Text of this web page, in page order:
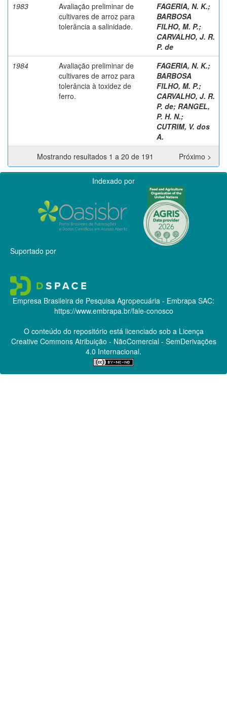
1983
Avaliação preliminar de
cultivares de arroz para
tolerância a salinidade.
FAGERIA, N. K.;
BARBOSA
FILHO, M. P.;
CARVALHO, J. R.
P. de
1984
Avaliação preliminar de
cultivares de arroz para
tolerância à toxidez de
ferro.
FAGERIA, N. K.;
BARBOSA
FILHO, M. P.;
CARVALHO, J. R.
P. de; RANGEL,
P. H. N.;
CUTRIM, V. dos
A.
Mostrando resultados 1 a 20 de 191
Próximo >
Indexado por
Suportado por
Empresa Brasileira de Pesquisa Agropecuária - Embrapa SAC:
https://www.embrapa.br/fale-conosco
O conteúdo do repositório está licenciado sob a Licença
Creative CommonsAtribuição - NãoComercial - SemDerivações
4.0 Internacional.